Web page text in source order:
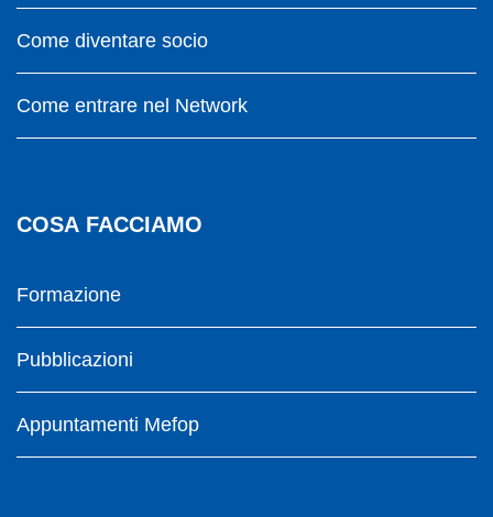
Come diventare socio
Come entrare nel Network
COSA FACCIAMO
Formazione
Pubblicazioni
Appuntamenti Mefop